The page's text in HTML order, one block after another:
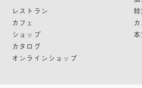
レストラン
カフェ
ショップ
カタログ
オンラインショップ